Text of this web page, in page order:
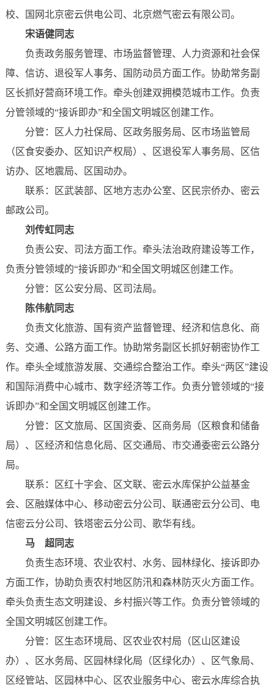
校、国网北京密云供电公司、北京燃气密云有限公司。
宋语健同志
负责政务服务管理、市场监督管理、人力资源和社会保
障、信访、退役军人事务、国防动员方面工作。协助常务副
区长抓好营商环境工作。牵头创建双拥模范城市工作。负责
分管领域的“接诉即办”和全国文明城区创建工作。
分管：区人力社保局、区政务服务局、区市场监管局
（区食安委办、区知识产权局）、区退役军人事务局、区信
访办、区地震局、区国动办。
联系：区武装部、区地方志办公室、区民宗侨办、密云
邮政公司。
刘传虹同志
负责公安、司法方面工作。牵头法治政府建设等工作，
负责分管领域的“接诉即办”和全国文明城区创建工作。
分管：区公安分局、区司法局。
陈伟航同志
负责文化旅游、国有资产监督管理、经济和信息化、商
务、交通、公路方面工作。协助常务副区长抓好朝密协作工
作。牵头全域旅游发展、交通综合整治工作。牵头“两区”建设
和国际消费中心城市、数字经济等工作。负责分管领域的“接
诉即办”和全国文明城区创建工作。
分管：区文旅局、区国资委、区商务局（区粮食和储备
局）、区经济和信息化局、区交通局、市交通委密云公路分
局。
联系：区红十字会、区文联、密云水库保护公益基金
会、区融媒体中心、移动密云分公司、联通密云分公司、电
信密云分公司、铁塔密云分公司、歌华有线。
马 超同志
负责生态环境、农业农村、水务、园林绿化、接诉即办
方面工作，协助负责农村地区防汛和森林防灭火方面工作。
牵头负责生态文明建设、乡村振兴等工作。负责分管领域的
全国文明城区创建工作。
分管：区生态环境局、区农业农村局（区山区建设
办）、区水务局、区园林绿化局（区绿化办）、区气象局、
区经管站、区园林中心、区农业服务中心、密云水库综合执